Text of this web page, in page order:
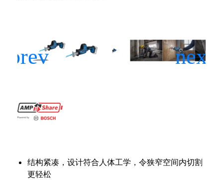
结构紧凑，设计符合人体工学，令狭窄空间内切割
更轻松